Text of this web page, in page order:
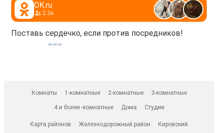
OK.ru
2.3к
Поставь сердечко, если против посредников!
Комнаты 1-комнатные 2-комнатные 3-комнатные
4 и более -комнатные Дома Студии
Карта районов Железнодорожный район Кировский